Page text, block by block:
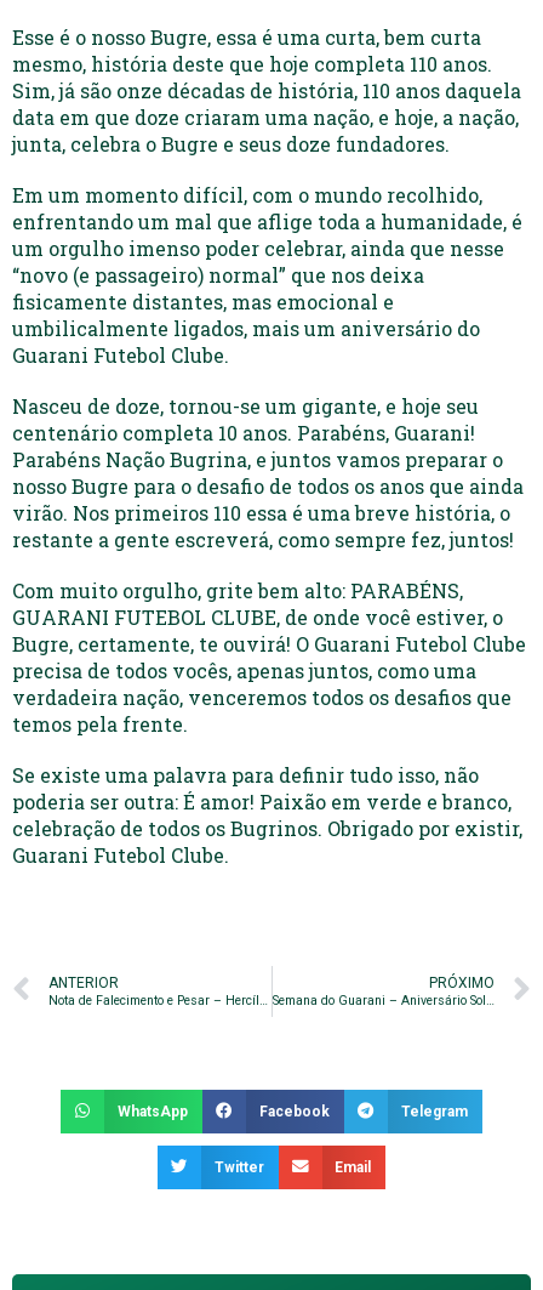
Esse é o nosso Bugre, essa é uma curta, bem curta
mesmo, história deste que hoje completa 110 anos.
Sim, já são onze décadas de história, 110 anos daquela
data em que doze criaram uma nação, e hoje, a nação,
junta, celebra o Bugre e seus doze fundadores.
Em um momento difícil, com o mundo recolhido,
enfrentando um mal que aflige toda a humanidade, é
um orgulho imenso poder celebrar, ainda que nesse
“novo (e passageiro) normal” que nos deixa
fisicamente distantes, mas emocional e
umbilicalmente ligados, mais um aniversário do
Guarani Futebol Clube.
Nasceu de doze, tornou-se um gigante, e hoje seu
centenário completa 10 anos. Parabéns, Guarani!
Parabéns Nação Bugrina, e juntos vamos preparar o
nosso Bugre para o desafio de todos os anos que ainda
virão. Nos primeiros 110 essa é uma breve história, o
restante a gente escreverá, como sempre fez, juntos!
Com muito orgulho, grite bem alto: PARABÉNS,
GUARANI FUTEBOL CLUBE, de onde você estiver, o
Bugre, certamente, te ouvirá! O Guarani Futebol Clube
precisa de todos vocês, apenas juntos, como uma
verdadeira nação, venceremos todos os desafios que
temos pela frente.
Se existe uma palavra para definir tudo isso, não
poderia ser outra: É amor! Paixão em verde e branco,
celebração de todos os Bugrinos. Obrigado por existir,
Guarani Futebol Clube.
ANTERIOR
Nota de Falecimento e Pesar – Hercílio Batista
PRÓXIMO
Semana do Guarani – Aniversário Solidário
WhatsApp Facebook Telegram
Twitter Email